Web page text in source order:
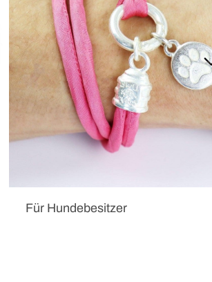
Für Hundebesitzer